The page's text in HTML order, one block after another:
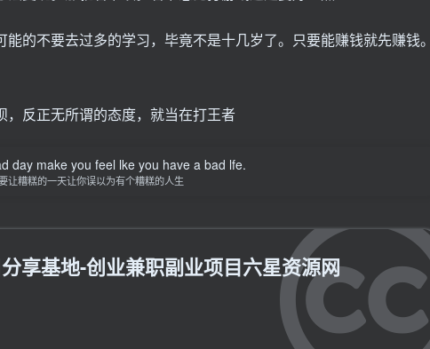
的不要去过多的学习，毕竟不是十几岁了。只要能赚钱就先赚钱
反正无所谓的态度，就当在打王者
day make you feel lke you have a bad lfe.
让糟糕的一天让你误以为有个糟糕的人生
享基地-创业兼职副业项目六星资源网